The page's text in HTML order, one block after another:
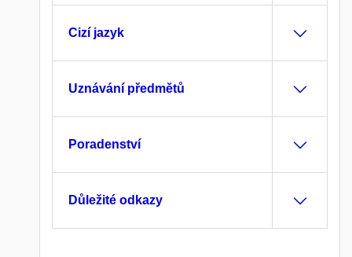
Cizí jazyk
Uznávání předmětů
Poradenství
Důležité odkazy